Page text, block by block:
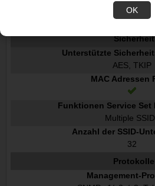
OK
Mittlere Betriebsdauer
485222 h
Sicherheit
Unterstützte
AES, TKIP
MAC Adressen
Funktionen Service Set
Multiple
Anzahl der SSID-
32
Protokolle
Management-